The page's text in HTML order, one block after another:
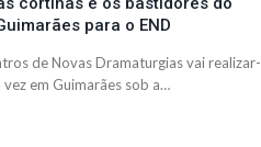
para o END
de Novas Dramaturgias vai realizar-
em Guimarães sob a…